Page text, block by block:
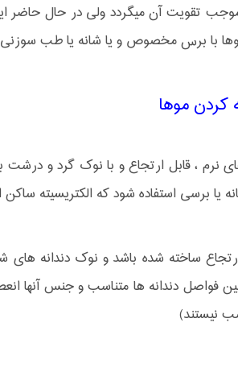
موجب تقویت آن میگردد ولی در حال
با برس مخصوص و یا شانه یا طب
کردن موها
نرم ، قابل ارتجاع و با نوک گرد و
یا برسی استفاده شود که الکتریسیته
ارتجاع ساخته شده باشد و نوک دندانه
فواصل دندانه ها متناسب و جنس آنها
نیستند)